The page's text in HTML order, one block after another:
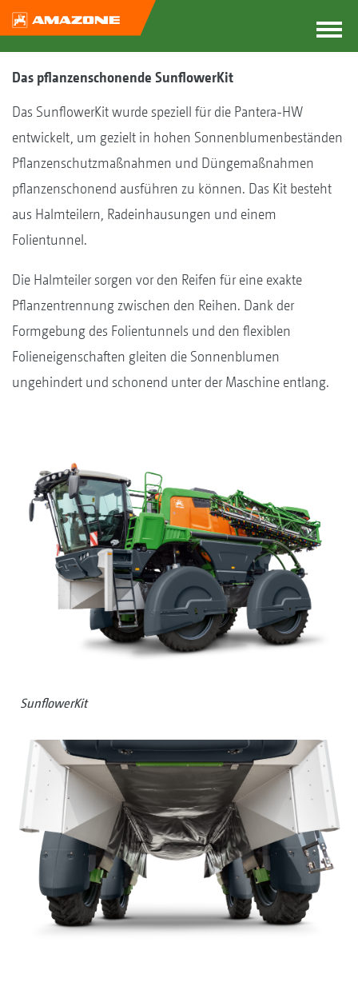
Das pflanzenschonende SunflowerKit
Das SunflowerKit wurde speziell für die Pantera-HW
entwickelt, um gezielt in hohen Sonnenblumenbeständen
Pflanzenschutzmaßnahmen und Düngemaßnahmen
pflanzenschonend ausführen zu können. Das Kit besteht
aus Halmteilern, Radeinhausungen und einem
Folientunnel.
Die Halmteiler sorgen vor den Reifen für eine exakte
Pflanzentrennung zwischen den Reihen. Dank der
Formgebung des Folientunnels und den flexiblen
Folieneigenschaften gleiten die Sonnenblumen
ungehindert und schonend unter der Maschine entlang.
SunflowerKit